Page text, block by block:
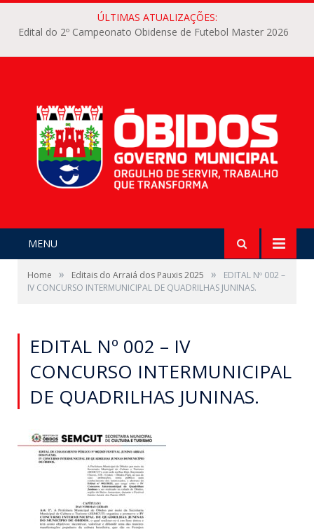
ÚLTIMAS ATUALIZAÇÕES:
Edital do 2º Campeonato Obidense de Futebol Master 2026
MENU
Home » Editais do Arraiá dos Pauxis 2025 »
EDITAL Nº 002 –
IV CONCURSO INTERMUNICIPAL DE QUADRILHAS JUNINAS.
EDITAL Nº 002 – IV
CONCURSO INTERMUNICIPAL
DE QUADRILHAS JUNINAS.